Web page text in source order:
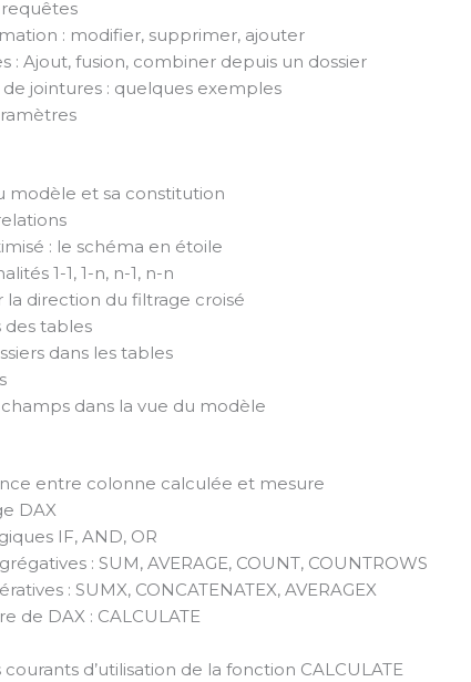
: modifier, supprimer, ajouter
: Ajout, fusion, combiner depuis un dossier
jointures : quelques exemples
modèle et sa constitution
: le schéma en étoile
1-1, 1-n, n-1, n-n
direction du filtrage croisé
tables
dans les tables
dans la vue du modèle
entre colonne calculée et mesure
DAX
IF, AND, OR
: SUM, AVERAGE, COUNT, COUNTROWS
: SUMX, CONCATENATEX, AVERAGEX
de DAX : CALCULATE
d’utilisation de la fonction CALCULATE